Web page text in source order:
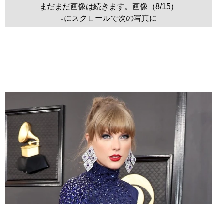
まだまだ画像は続きます。画像（8/15）
↓にスクロールで次の写真に